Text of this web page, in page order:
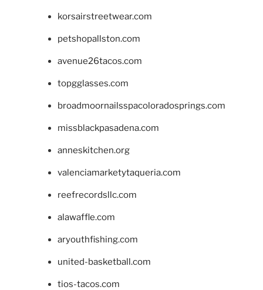
korsairstreetwear.com
petshopallston.com
avenue26tacos.com
topgglasses.com
broadmoornailsspacoloradosprings.com
missblackpasadena.com
anneskitchen.org
valenciamarketytaqueria.com
reefrecordsllc.com
alawaffle.com
aryouthfishing.com
united-basketball.com
tios-tacos.com